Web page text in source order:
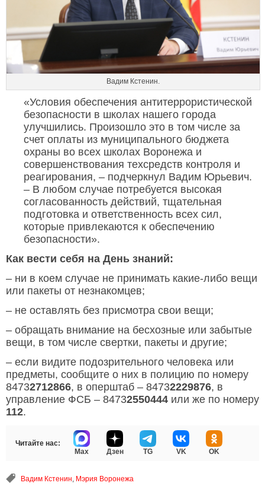
Вадим Кстенин.
«Условия обеспечения антитеррористической
безопасности в школах нашего города
улучшились. Произошло это в том числе за
счет оплаты из муниципального бюджета
охраны во всех школах Воронежа и
совершенствования техсредств контроля и
реагирования, – подчеркнул Вадим Юрьевич.
– В любом случае потребуется высокая
согласованность действий, тщательная
подготовка и ответственность всех сил,
которые привлекаются к обеспечению
безопасности».
Как вести себя на День знаний:
– ни в коем случае не принимать какие-либо вещи
или пакеты от незнакомцев;
– не оставлять без присмотра свои вещи;
– обращать внимание на бесхозные или забытые
вещи, в том числе свертки, пакеты и другие;
– если видите подозрительного человека или
предметы, сообщите о них в полицию по номеру
84732712866, в оперштаб – 84732229876, в
управление ФСБ – 84732550444 или же по номеру
112.
Читайте нас:
Max
Дзен TG VK OK
Вадим Кстенин, Мэрия Воронежа